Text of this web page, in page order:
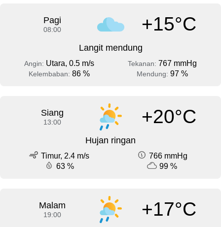
Pagi
08:00 +15°C
Langit mendung
Angin: Utara, 0.5 m/s Tekanan: 767 mmHg
Kelembaban: 86 % Mendung: 97 %
Siang
13:00 +20°C
Hujan ringan
Timur, 2.4 m/s
766 mmHg
63 %
99 %
Malam
19:00 +17°C